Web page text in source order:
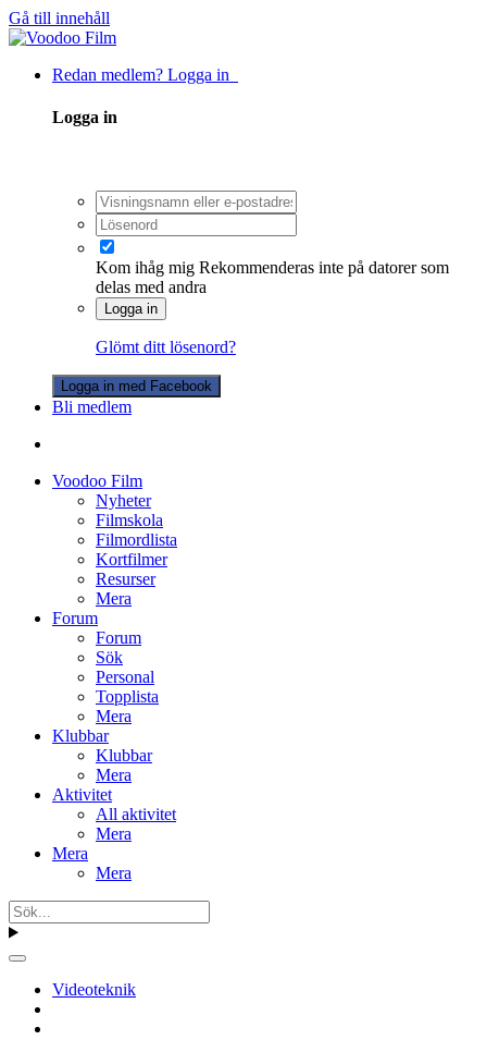
Gå till innehåll
Redan medlem? Logga in
Logga in
Kom ihåg mig Rekommenderas inte på datorer som
delas med andra
Logga in
Glömt ditt lösenord?
Logga in med Facebook
Bli medlem
Voodoo Film
Nyheter
Filmskola
Filmordlista
Kortfilmer
Resurser
Mera
Forum
Forum
Sök
Personal
Topplista
Mera
Klubbar
Klubbar
Mera
Aktivitet
All aktivitet
Mera
Mera
Mera
Videoteknik